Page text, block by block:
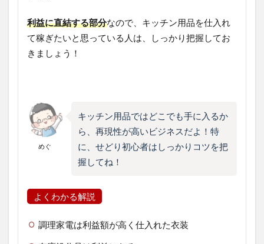
利益に直結する部分なので、キッチン用品を仕入れ
て稼ぎたいと思っている人は、しっかり把握してお
きましょう！
めぐ
キッチン用品ではどこでも手に入るか
ら、再現性が高いビジネスだよ！特
に、せどり初心者はしっかりコツを把
握してね！
よくわかる解説
調理家電は利益額が高く仕入れた衣装